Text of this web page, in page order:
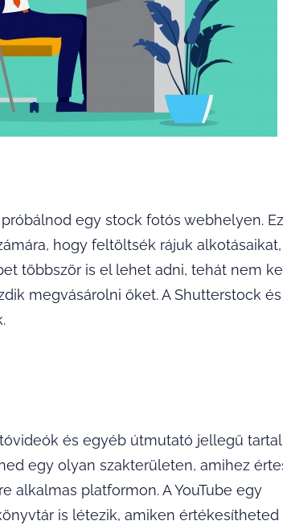
egy stock fotós webhelyen.
hogy feltöltsék rájuk alkotásaikat,
többször is el lehet adni, tehát nem
megvásárolni őket. A Shutterstock és
és egyéb útmutató jellegű
egy olyan szakterületen, amihez
alkalmas platformon. A YouTube egy
is létezik, amiken értékesítheted